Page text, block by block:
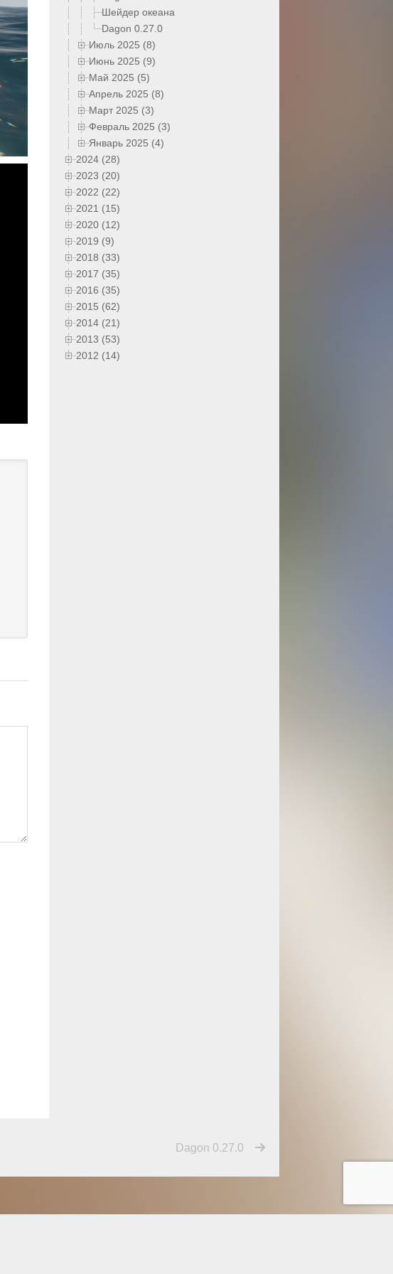
Шейдер океана
Dagon 0.27.0
Июль 2025 (8)
Июнь 2025 (9)
Май 2025 (5)
Апрель 2025 (8)
Март 2025 (3)
Февраль 2025 (3)
Январь 2025 (4)
2024 (28)
2023 (20)
2022 (22)
2021 (15)
2020 (12)
2019 (9)
2018 (33)
2017 (35)
2016 (35)
2015 (62)
2014 (21)
2013 (53)
2012 (14)
Dagon 0.27.0